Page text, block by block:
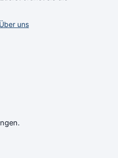
Über uns